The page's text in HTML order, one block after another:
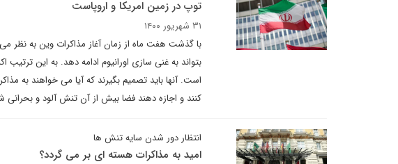
توپ در زمین امریکا و اروپاست
۳۱ شهریور ۱۴۰۰
با گذشت هفت ماه از زمان آغاز مذاکرات وین به نظر
بتواند به غنی سازی اورانیوم ادامه دهد. به این
است. آنها باید تصمیم بگیرند که آیا می خواهند به
کنند و اجازه دهند فضا بیش از آن تنش آلود و بحرانی
انتظار دور شدن سایه تنش ها
امید به مذاکرات هسته ای بر می گردد؟